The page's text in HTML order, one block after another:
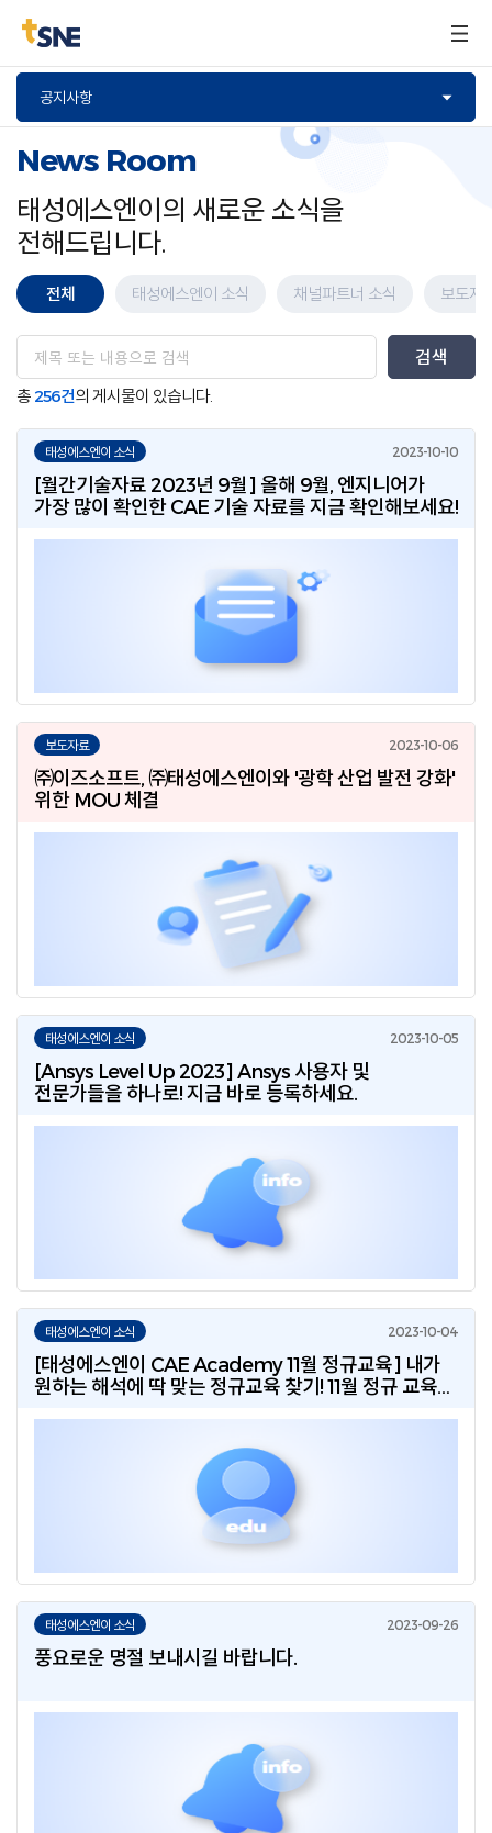
공지사항
News Room
태성에스엔이의 새로운 소식을
전해드립니다.
전체 태성에스엔이 소식 채널파트너 소식 보도자
총 256건의 게시물이 있습니다.
태성에스엔이 소식
[월간기술자료 2023년 9월] 올해 9월, 엔지니어가
가장 많이 확인한 CAE 기술 자료를 지금 확인해보세요!
보도자료
㈜이즈소프트, ㈜태성에스엔이와 '광학 산업 발전 강화'
위한 MOU 체결
태성에스엔이 소식
[Ansys Level Up 2023] Ansys 사용자 및
전문가들을 하나로! 지금 바로 등록하세요.
태성에스엔이 소식
[태성에스엔이 CAE Academy 11월 정규교육] 내가
원하는 해석에 딱 맞는 정규교육 찾기! 11월 정규 교육
태성에스엔이 소식
풍요로운 명절 보내시길 바랍니다.